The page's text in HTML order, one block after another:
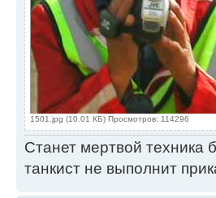
1501.jpg (10.01 КБ) Просмотров: 114296
Станет мертвой техника
танкист не выполнит